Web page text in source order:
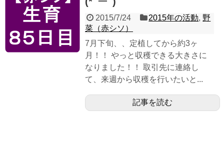
2015/7/24 2015年の活動, 野
菜（赤シソ）
7月下旬、、定植してから約3ヶ
月！！ やっと収穫できる大きさに
なりました！！ 取引先に連絡し
て、来週から収穫を行いたいと...
記事を読む